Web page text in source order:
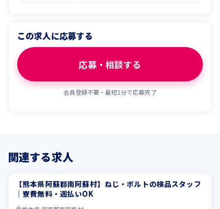
この求人に応募する
応募・相談する
会員登録不要・最短1分で応募完了
関連する求人
未経験OK 正社員登用あり
【熊本県阿蘇郡南阿蘇村】ねじ・ボルトの検品スタッフ
｜寮費無料・週払いOK